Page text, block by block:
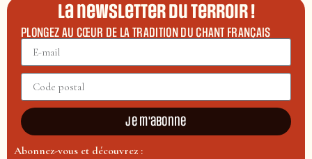
La newsletter du terroir !
PLONGEZ AU CŒUR DE LA TRADITION DU CHANT FRANÇAIS
Je m'abonne
Abonnez-vous et découvrez :